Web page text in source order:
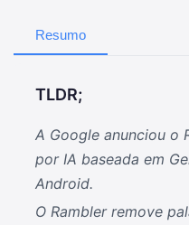
Resumo
TLDR;
A Google anunciou o
por IA baseada em
Android.
O Rambler remove